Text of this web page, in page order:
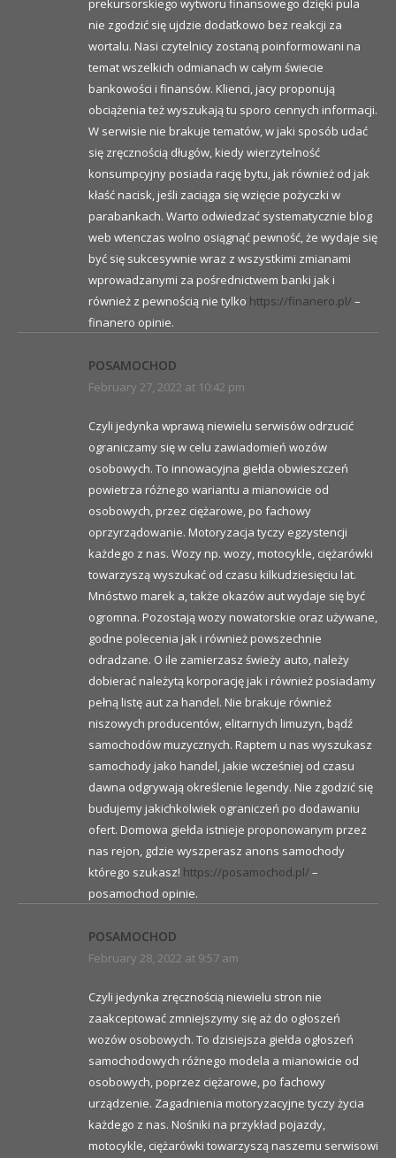
prekursorskiego wytworu finansowego dzięki pula
nie zgodzić się ujdzie dodatkowo bez reakcji za
wortalu. Nasi czytelnicy zostaną poinformowani na
temat wszelkich odmianach w całym świecie
bankowości i finansów. Klienci, jacy proponują
obciążenia też wyszukają tu sporo cennych informacji.
W serwisie nie brakuje tematów, w jaki sposób udać
się zręcznością długów, kiedy wierzytelność
konsumpcyjny posiada rację bytu, jak również od jak
kłaść nacisk, jeśli zaciąga się wzięcie pożyczki w
parabankach. Warto odwiedzać systematycznie blog
web wtenczas wolno osiągnąć pewność, że wydaje się
być się sukcesywnie wraz z wszystkimi zmianami
wprowadzanymi za pośrednictwem banki jak i
również z pewnością nie tylko https://finanero.pl/ –
finanero opinie.
POSAMOCHOD
February 27, 2022 at 10:42 pm
Czyli jedynka wprawą niewielu serwisów odrzucić
ograniczamy się w celu zawiadomień wozów
osobowych. To innowacyjna giełda obwieszczeń
powietrza różnego wariantu a mianowicie od
osobowych, przez ciężarowe, po fachowy
oprzyrządowanie. Motoryzacja tyczy egzystencji
każdego z nas. Wozy np. wozy, motocykle, ciężarówki
towarzyszą wyszukać od czasu kilkudziesięciu lat.
Mnóstwo marek a, także okazów aut wydaje się być
ogromna. Pozostają wozy nowatorskie oraz używane,
godne polecenia jak i również powszechnie
odradzane. O ile zamierzasz świeży auto, należy
dobierać należytą korporację jak i również posiadamy
pełną listę aut za handel. Nie brakuje również
niszowych producentów, elitarnych limuzyn, bądź
samochodów muzycznych. Raptem u nas wyszukasz
samochody jako handel, jakie wcześniej od czasu
dawna odgrywają określenie legendy. Nie zgodzić się
budujemy jakichkolwiek ograniczeń po dodawaniu
ofert. Domowa giełda istnieje proponowanym przez
nas rejon, gdzie wyszperasz anons samochody
którego szukasz! https://posamochod.pl/ –
posamochod opinie.
POSAMOCHOD
February 28, 2022 at 9:57 am
Czyli jedynka zręcznością niewielu stron nie
zaakceptować zmniejszymy się aż do ogłoszeń
wozów osobowych. To dzisiejsza giełda ogłoszeń
samochodowych różnego modela a mianowicie od
osobowych, poprzez ciężarowe, po fachowy
urządzenie. Zagadnienia motoryzacyjne tyczy życia
każdego z nas. Nośniki na przykład pojazdy,
motocykle, ciężarówki towarzyszą naszemu serwisowi